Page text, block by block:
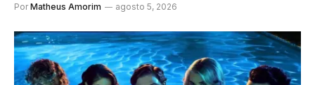
Por Matheus Amorim agosto 5, 2026